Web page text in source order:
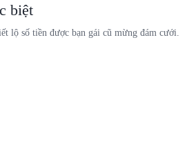
biệt
lộ số tiền được bạn gái cũ mừng đám cưới.